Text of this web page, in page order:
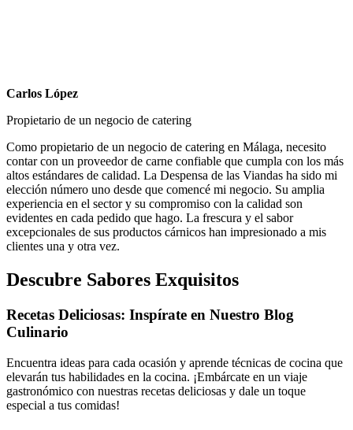
Carlos López
Propietario de un negocio de catering
Como propietario de un negocio de catering en Málaga, necesito
contar con un proveedor de carne confiable que cumpla con los más
altos estándares de calidad. La Despensa de las Viandas ha sido mi
elección número uno desde que comencé mi negocio. Su amplia
experiencia en el sector y su compromiso con la calidad son
evidentes en cada pedido que hago. La frescura y el sabor
excepcionales de sus productos cárnicos han impresionado a mis
clientes una y otra vez.
Descubre Sabores Exquisitos
Recetas Deliciosas: Inspírate en Nuestro Blog
Culinario
Encuentra ideas para cada ocasión y aprende técnicas de cocina que
elevarán tus habilidades en la cocina. ¡Embárcate en un viaje
gastronómico con nuestras recetas deliciosas y dale un toque
especial a tus comidas!